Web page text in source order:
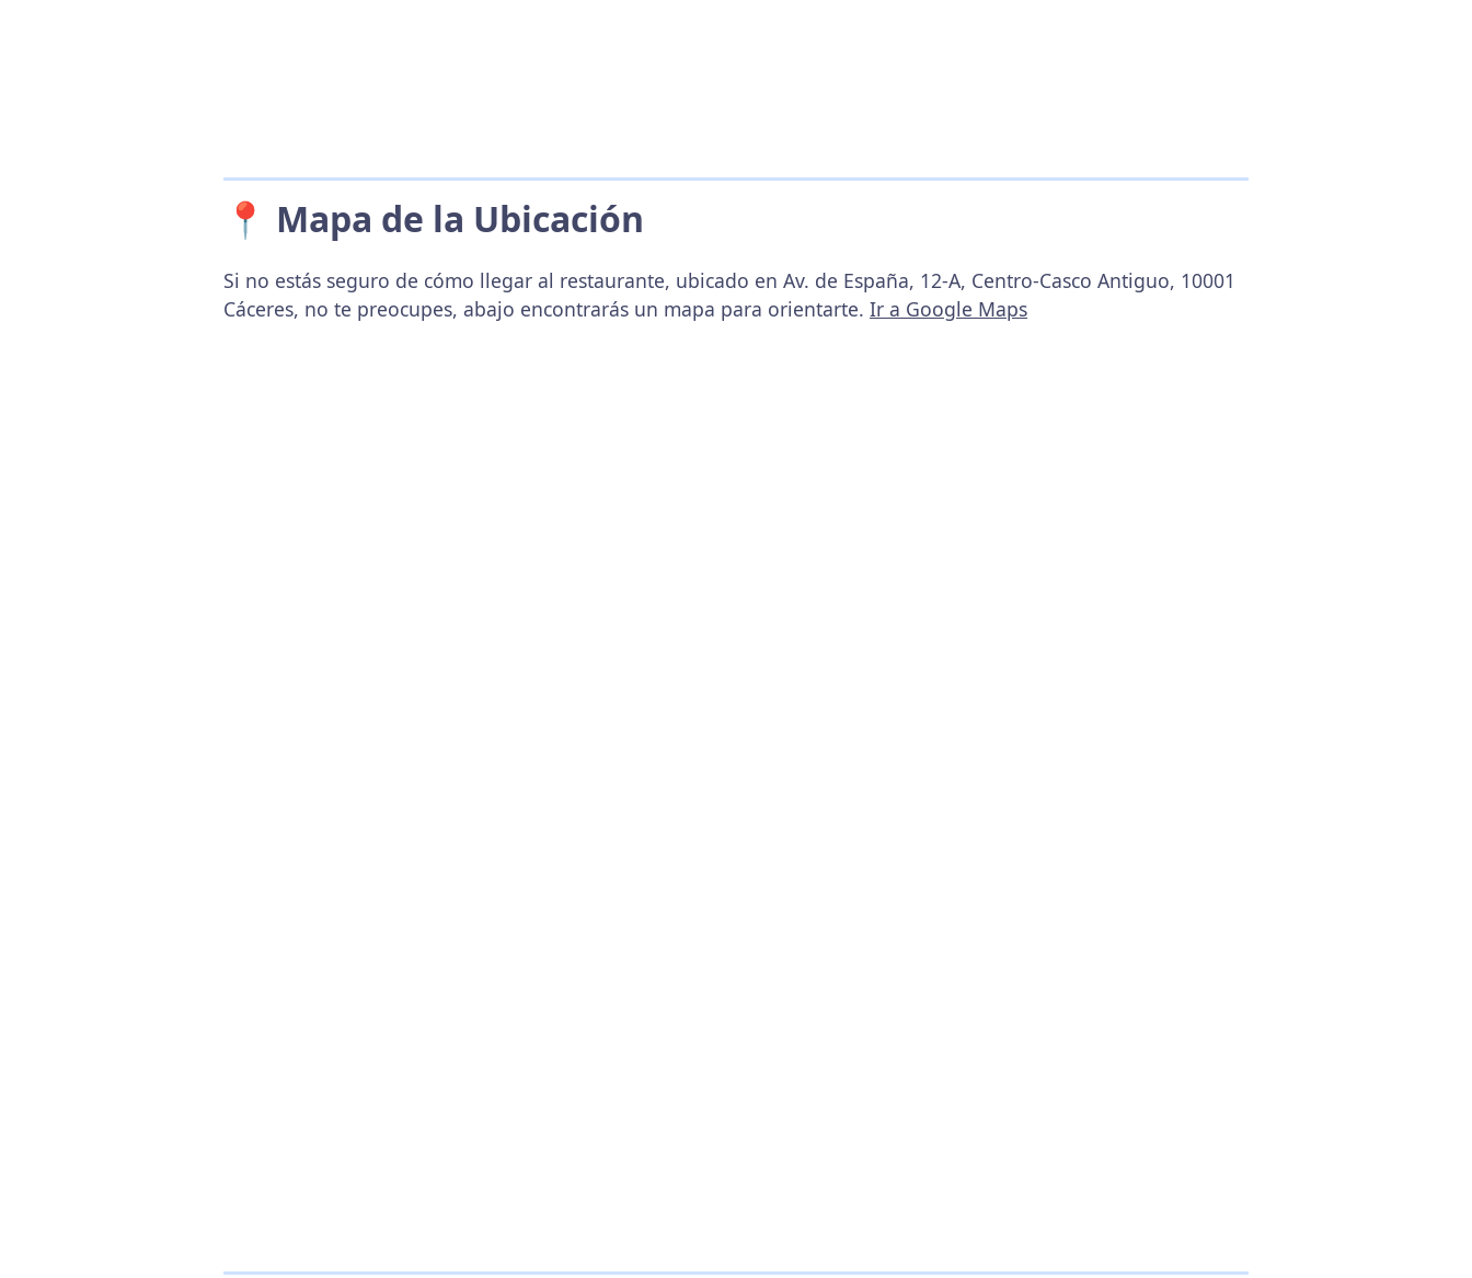
📍 Mapa de la Ubicación
Si no estás seguro de cómo llegar al restaurante, ubicado en Av. de España, 12-A, Centro-Casco Antiguo, 10001
Cáceres, no te preocupes, abajo encontrarás un mapa para orientarte. Ir a Google Maps